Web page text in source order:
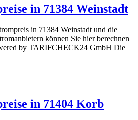
in 71384 Weinstadt
in 71384 Weinstadt und die
können Sie hier berechnen
by TARIFCHECK24 GmbH Die
in 71404 Korb